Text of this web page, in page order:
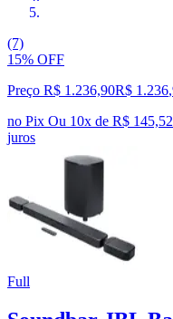
(7)
15% OFF
Preço R$ 1.236,90R$ 1.236,
no Pix Ou 10x de R$
juros
Full